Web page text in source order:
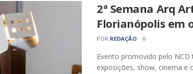
2ª Semana Arq
Florianópolis em
POR REDAÇÃO 0
Evento promovido pelo
exposições, show, cinema e